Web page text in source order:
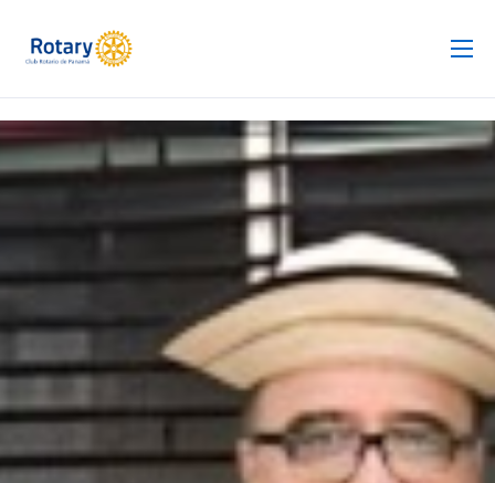
Proyectos
Noticias
Contacto
Silla de Ruedas